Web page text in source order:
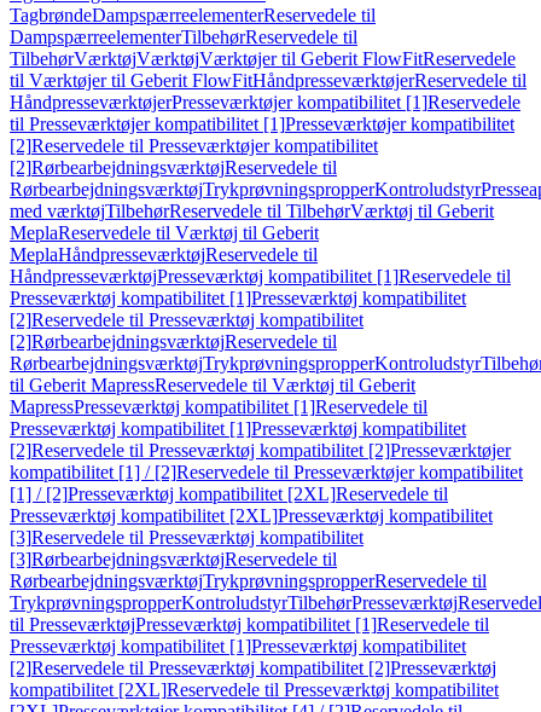
TagbrøndeDampspærreelementerReservedele til
DampspærreelementerTilbehørReservedele til
TilbehørVærktøjVærktøjVærktøjer til Geberit FlowFitReservedele
til Værktøjer til Geberit FlowFitHåndpresseværktøjerReservedele til
HåndpresseværktøjerPresseværktøjer kompatibilitet [1]Reservedele
til Presseværktøjer kompatibilitet [1]Presseværktøjer kompatibilitet
[2]Reservedele til Presseværktøjer kompatibilitet
[2]RørbearbejdningsværktøjReservedele til
RørbearbejdningsværktøjTrykprøvningspropperKontroludstyr
med værktøjTilbehørReservedele til TilbehørVærktøj til Geberit
MeplaReservedele til Værktøj til Geberit
MeplaHåndpresseværktøjReservedele til
HåndpresseværktøjPresseværktøj kompatibilitet [1]Reservedele til
Presseværktøj kompatibilitet [1]Presseværktøj kompatibilitet
[2]Reservedele til Presseværktøj kompatibilitet
[2]RørbearbejdningsværktøjReservedele til
RørbearbejdningsværktøjTrykprøvningspropperKontroludstyr
til Geberit MapressReservedele til Værktøj til Geberit
MapressPresseværktøj kompatibilitet [1]Reservedele til
Presseværktøj kompatibilitet [1]Presseværktøj kompatibilitet
[2]Reservedele til Presseværktøj kompatibilitet [2]Presseværktøjer
kompatibilitet [1] / [2]Reservedele til Presseværktøjer kompatibilitet
[1] / [2]Presseværktøj kompatibilitet [2XL]Reservedele til
Presseværktøj kompatibilitet [2XL]Presseværktøj kompatibilitet
[3]Reservedele til Presseværktøj kompatibilitet
[3]RørbearbejdningsværktøjReservedele til
RørbearbejdningsværktøjTrykprøvningspropperReservedele til
TrykprøvningspropperKontroludstyrTilbehørPresseværktøj
til PresseværktøjPresseværktøj kompatibilitet [1]Reservedele til
Presseværktøj kompatibilitet [1]Presseværktøj kompatibilitet
[2]Reservedele til Presseværktøj kompatibilitet [2]Presseværktøj
kompatibilitet [2XL]Reservedele til Presseværktøj kompatibilitet